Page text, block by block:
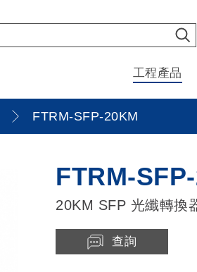
工程產品
FTRM-SFP-20KM
FTRM-
20KM SFP 光纖轉換
查詢